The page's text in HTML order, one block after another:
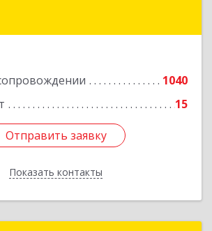
1040
15
Отправить заявку
Показать контакты
край, Барнаул г, Деповская
Отправить заявку
Назад